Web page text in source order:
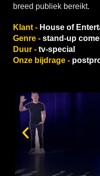
breed publiek bereikt.
Klant - House of
Genre - stand-up
Duur - tv-special
Onze bijdrage -